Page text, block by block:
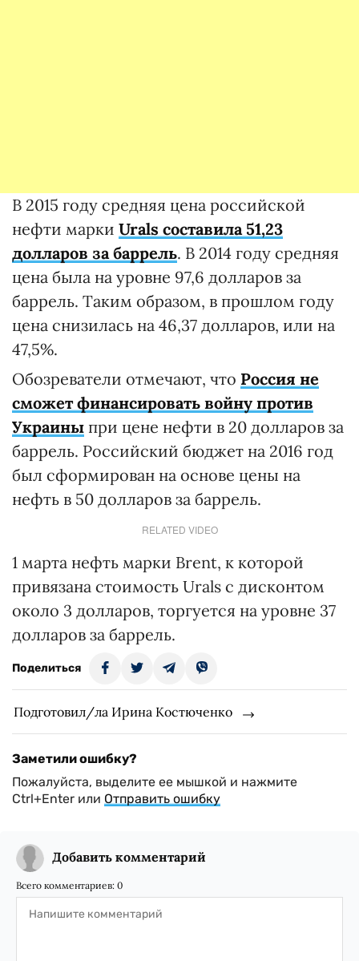
В 2015 году средняя цена российской
нефти марки Urals составила 51,23
долларов за баррель. В 2014 году средняя
цена была на уровне 97,6 долларов за
баррель. Таким образом, в прошлом году
цена снизилась на 46,37 долларов, или на
47,5%.
Обозреватели отмечают, что Россия не
сможет финансировать войну против
Украины при цене нефти в 20 долларов за
баррель. Российский бюджет на 2016 год
был сформирован на основе цены на
нефть в 50 долларов за баррель.
RELATED VIDEO
1 марта нефть марки Brent, к которой
привязана стоимость Urals с дисконтом
около 3 долларов, торгуется на уровне 37
долларов за баррель.
Поделиться
Подготовил/ла Ирина Костюченко
Заметили ошибку?
Пожалуйста, выделите ее мышкой и нажмите
Ctrl+Enter или Отправить ошибку
Добавить комментарий
Всего комментариев: 0